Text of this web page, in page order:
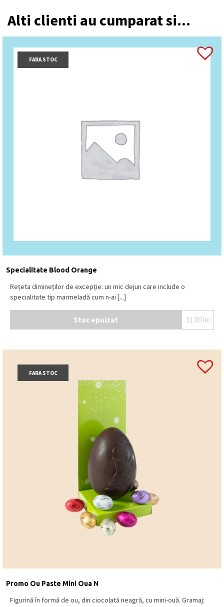
Alti clienti au cumparat si...
FARA STOC
Specialitate Blood Orange
Rețeta dimineților de excepție: un mic dejun care include o
specialitate tip marmeladă cum n-ai [...]
Stoc epuizat 31.00 lei
FARA STOC
Promo Ou Paste Mini Oua N
Figurină în formă de ou, din ciocolată neagră, cu mini-ouă. Gramaj: